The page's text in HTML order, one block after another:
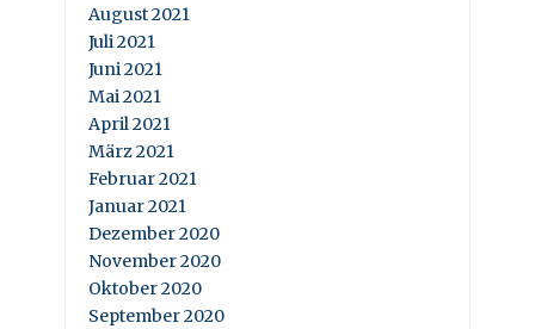
August 2021
Juli 2021
Juni 2021
Mai 2021
April 2021
März 2021
Februar 2021
Januar 2021
Dezember 2020
November 2020
Oktober 2020
September 2020